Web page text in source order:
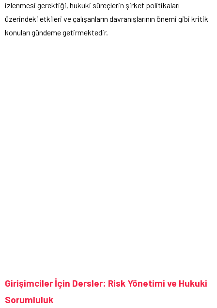
izlenmesi gerektiği, hukuki süreçlerin şirket politikaları
üzerindeki etkileri ve çalışanların davranışlarının önemi gibi kritik
konuları gündeme getirmektedir.
Girişimciler İçin Dersler: Risk Yönetimi ve Hukuki
Sorumluluk